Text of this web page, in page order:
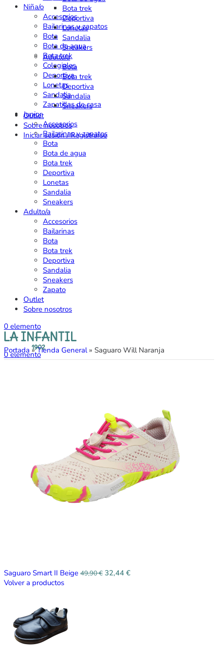
Niña/o
Accesorios
Bailarinas y zapatos
Bota
Bota de agua
Bota trek
Colegiales
Deportiva
Lonetas
Sandalia
Zapatillas de casa
Junior
Accesorios
Bailarinas y zapatos
Bota
Bota de agua
Bota trek
Deportiva
Lonetas
Sandalia
Sneakers
Adulto/a
Accesorios
Bailarinas
Bota
Bota trek
Deportiva
Sandalia
Sneakers
Zapato
Outlet
Sobre nosotros
0 elemento
0elemento
Portada »Tienda General» Saguaro Will Naranja
Saguaro Smart II Beige 49,90€ 32,44 €
Volver a productos
Bota trek
Deportiva
Lonetas
Sandalia
Sneakers
Adulto/a
Bota
Bota trek
Deportiva
Sandalia
Sneakers
Outlet
Sobre nosotros
Iniciar sesión / Registrarse